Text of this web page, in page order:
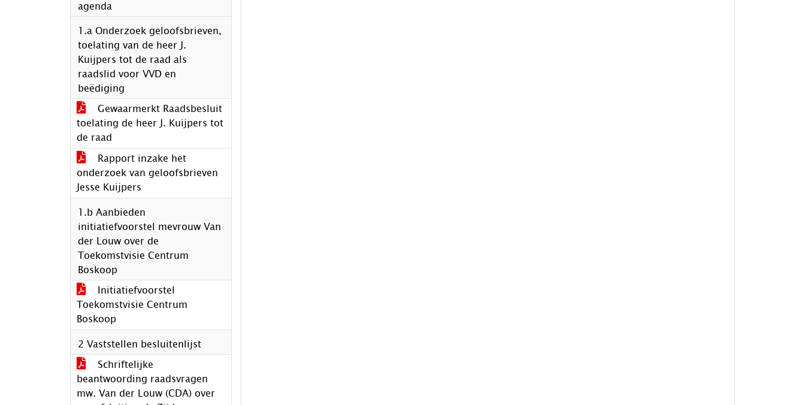
agenda
1.a Onderzoek geloofsbrieven,
toelating van de heer J.
Kuijpers tot de raad als
raadslid voor VVD en
beëdiging
Gewaarmerkt Raadsbesluit
toelating de heer J. Kuijpers tot
de raad
Rapport inzake het
onderzoek van geloofsbrieven
Jesse Kuijpers
1.b Aanbieden
initiatiefvoorstel mevrouw Van
der Louw over de
Toekomstvisie Centrum
Boskoop
Initiatiefvoorstel
Toekomstvisie Centrum
Boskoop
2 Vaststellen besluitenlijst
Schriftelijke
beantwoording raadsvragen
mw. Van der Louw (CDA) over